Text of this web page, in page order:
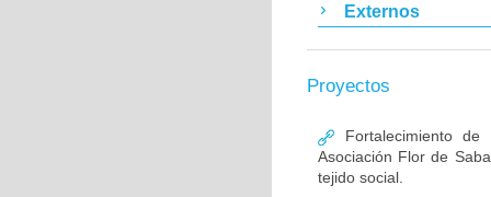
Externos
Proyectos
Fortalecimiento
Asociación Flor de
tejido social.